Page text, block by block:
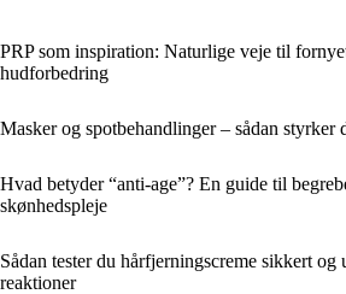
PRP som inspiration: Naturlige veje til
hudforbedring
Masker og spotbehandlinger – sådan styrker
Hvad betyder “anti-age”? En guide til
skønhedspleje
Sådan tester du hårfjerningscreme sikkert og
reaktioner